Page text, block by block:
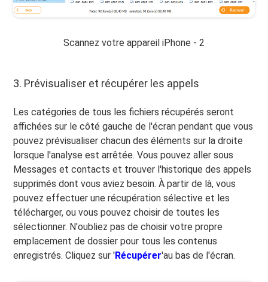
Scannez votre appareil iPhone - 2
3. Prévisualiser et récupérer les appels
Les catégories de tous les fichiers récupérés seront
affichées sur le côté gauche de l'écran pendant que vous
pouvez prévisualiser chacun des éléments sur la droite
lorsque l'analyse est arrêtée. Vous pouvez aller sous
Messages et contacts et trouver l'historique des appels
supprimés dont vous aviez besoin. À partir de là, vous
pouvez effectuer une récupération sélective et les
télécharger, ou vous pouvez choisir de toutes les
sélectionner. N'oubliez pas de choisir votre propre
emplacement de dossier pour tous les contenus
enregistrés. Cliquez sur 'Récupérer'au bas de l'écran.